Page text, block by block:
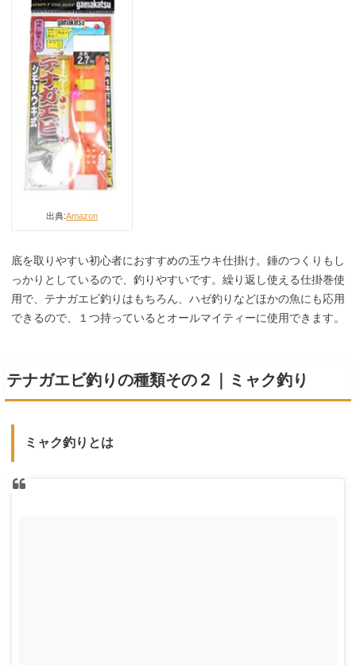
出典:Amazon
底を取りやすい初心者におすすめの玉ウキ仕掛け。錘のつくりもし
っかりとしているので、釣りやすいです。繰り返し使える仕掛巻使
用で、テナガエビ釣りはもちろん、ハゼ釣りなどほかの魚にも応用
できるので、１つ持っているとオールマイティーに使用できます。
テナガエビ釣りの種類その２｜ミャク釣り
ミャク釣りとは